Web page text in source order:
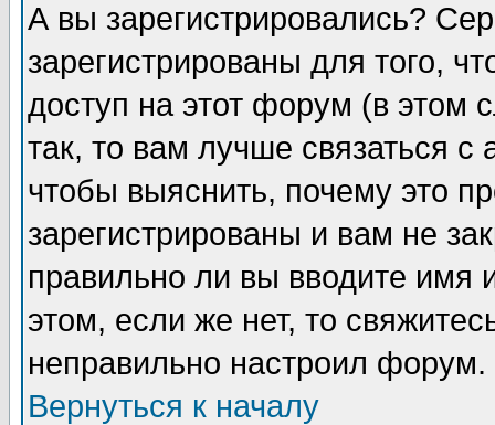
А вы зарегистрировались?
зарегистрированы для того,
доступ на этот форум (в этом
так, то вам лучше связаться
чтобы выяснить, почему это
зарегистрированы и вам не
правильно ли вы вводите
этом, если же нет, то
неправильно настроил форум.
Вернуться к началу